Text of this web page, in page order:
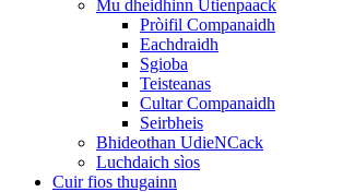
Mu dheidhinn Utienpaack
Pròifil Companaidh
Eachdraidh
Sgioba
Teisteanas
Cultar Companaidh
Seirbheis
Bhideothan UdieNCack
Luchdaich sìos
Cuir fios thugainn